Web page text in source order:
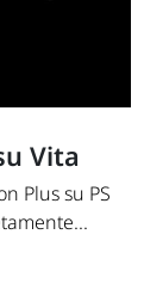
Vita
Plus su PS